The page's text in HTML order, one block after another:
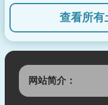
查看所有
网站简介：